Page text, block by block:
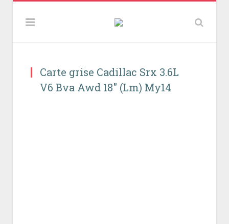
Carte grise Cadillac Srx 3.6L
V6 Bva Awd 18″ (Lm) My14